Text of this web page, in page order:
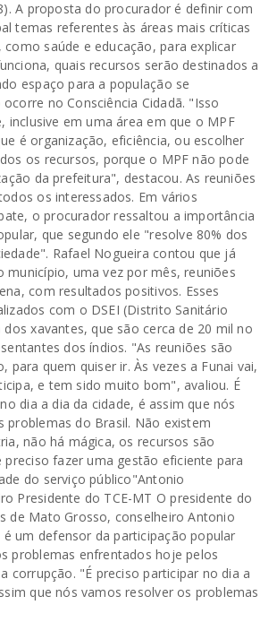
A proposta do procurador é definir com
temas referentes às áreas mais críticas
saúde e educação, para explicar
quais recursos serão destinados a
espaço para a população se
no Consciência Cidadã. "Isso
inclusive em uma área em que o MPF
é organização, eficiência, ou escolher
os recursos, porque o MPF não pode
da prefeitura", destacou. As reuniões
os interessados. Em vários
o procurador ressaltou a importância
que segundo ele "resolve 80% dos
Rafael Nogueira contou que já
município, uma vez por mês, reuniões
com resultados positivos. Esses
com o DSEI (Distrito Sanitário
dos xavantes, que são cerca de 20 mil no
dos índios. "As reuniões são
para quem quiser ir. Às vezes a Funai vai,
e tem sido muito bom", avaliou. É
dia a dia da cidade, é assim que nós
problemas do Brasil. Não existem
não há mágica, os recursos são
fazer uma gestão eficiente para
do serviço público"Antonio
Presidente do TCE-MT O presidente do
de Mato Grosso, conselheiro Antonio
é um defensor da participação popular
problemas enfrentados hoje pelos
corrupção. "É preciso participar no dia a
que nós vamos resolver os problemas